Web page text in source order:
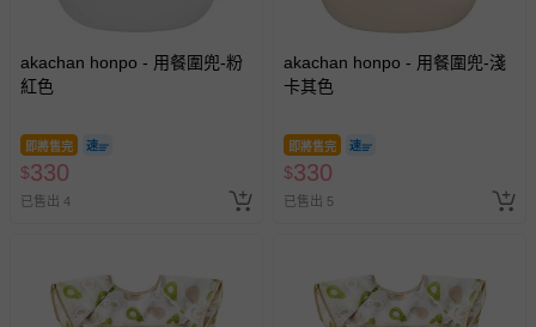
akachan honpo - 用餐圍兜-粉
紅色
即將售完
$330
已售出 4
akachan honpo - 用餐圍兜-淺
卡其色
即將售完
$330
已售出 5